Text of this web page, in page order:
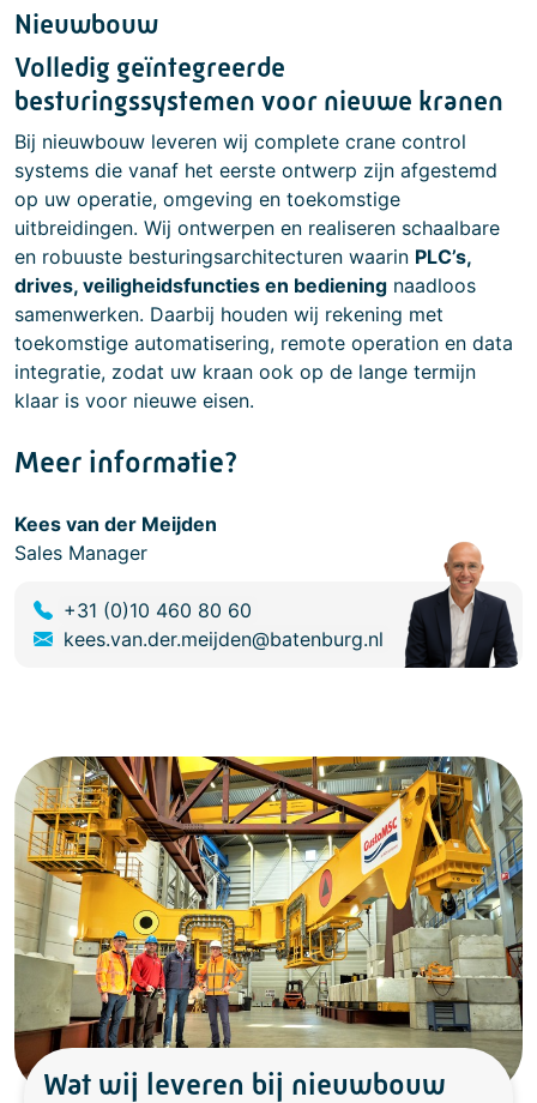
Nieuwbouw
Volledig geïntegreerde
besturingssystemen voor nieuwe kranen
Bij nieuwbouw leveren wij complete crane control
systems die vanaf het eerste ontwerp zijn afgestemd
op uw operatie, omgeving en toekomstige
uitbreidingen. Wij ontwerpen en realiseren schaalbare
en robuuste besturingsarchitecturen waarin PLC’s,
drives, veiligheidsfuncties en bediening naadloos
samenwerken. Daarbij houden wij rekening met
toekomstige automatisering, remote operation en data
integratie, zodat uw kraan ook op de lange termijn
klaar is voor nieuwe eisen.
Meer informatie?
Kees van der Meijden
Sales Manager
+31 (0)10 460 80 60
kees.van.der.meijden@batenburg.nl
Wat wij leveren bij nieuwbouw